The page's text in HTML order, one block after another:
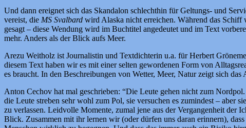
Und dann ereignet sich das Skandalon schlechthin für Geltungs- und
vereist, die MS Svalbard wird Alaska nicht erreichen. Während das
gesagt – diese Wendung wird im Buchtitel angedeutet und im Text
mehr. Anders als der Blick aufs Meer.
Arezu Weitholz ist Journalistin und Textdichterin u.a. für Herbert
diesem Text haben wir es mit einer selten gewordenen Form von
es braucht. In den Beschreibungen von Wetter, Meer, Natur zeigt sich
Anton Cechov hat mal geschrieben: “Die Leute gehen nicht zum
die Leute streben sehr wohl zum Pol, sie versuchen es zumindest – aber
zu verlassen. Leidvolle Momente, zumal jene aus der Vergangenheit der
Blick. Zusammen mit ihr lernen wir (oder dürfen uns daran erinnern),